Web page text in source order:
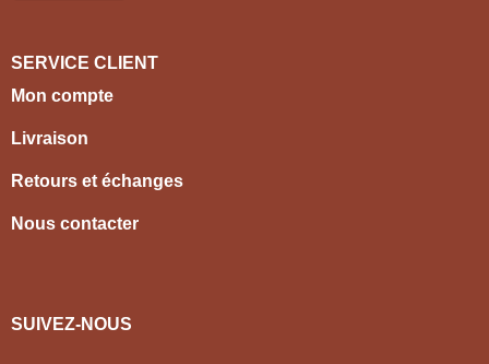
SERVICE CLIENT
Mon compte
Livraison
Retours et échanges
Nous contacter
SUIVEZ-NOUS